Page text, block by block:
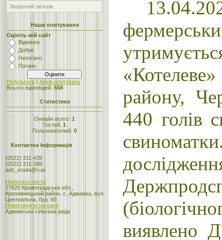
Зворотній зв'язок
Наше опитування
Оцініть мій сайт
Відмінно
Добре
Непогано
Погано
Результати | Архів опитувань
Всього відповідей: 558
Статистика
Онлайн всего: 1
Гостей: 1
Пользователей: 0
Контактна інформація
(0522) 311-439
(0522) 311-388
adz_srada@i.ua
Написати листа
27620 Кіровоградська обл.,
Кропивницький район, с. Аджамка, вул.
Центральна, буд. 65
Переглянути на карті
Аджамська сільська рада
району,
440 голів
виявлено